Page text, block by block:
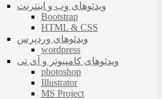
ویدئوهای وب و اینترنت
Bootstrap
HTML & CSS
ویدئوهای وردپرس
wordpress
ویدئوهای کامپیوتر و آی تی
photoshop
Illustrator
MS Project